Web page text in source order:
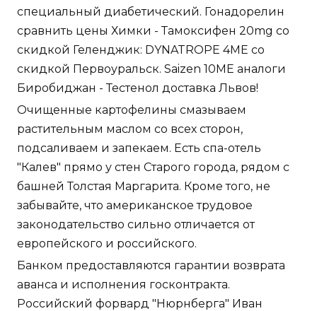
специальный диабетический. Гонадорелин
сравнить цены Химки - Тамоксифен 20mg со
скидкой Геленджик: DYNATROPE 4ME со
скидкой Первоуральск. Saizen 10ME аналоги
Биробиджан - Тестенол доставка Львов!
Очищенные картофелины смазываем
растительным маслом со всех сторон,
подсаливаем и запекаем. Есть спа-отель
"Калев" прямо у стен Старого города, рядом с
башней Толстая Маргарита. Кроме того, не
забывайте, что американское трудовое
законодательство сильно отличается от
европейского и российского.
Банком предоставляются гарантии возврата
аванса и исполнения госконтракта.
Российский форвард "Нюрнберга" Иван